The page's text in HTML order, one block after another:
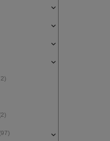
(2)
(97)